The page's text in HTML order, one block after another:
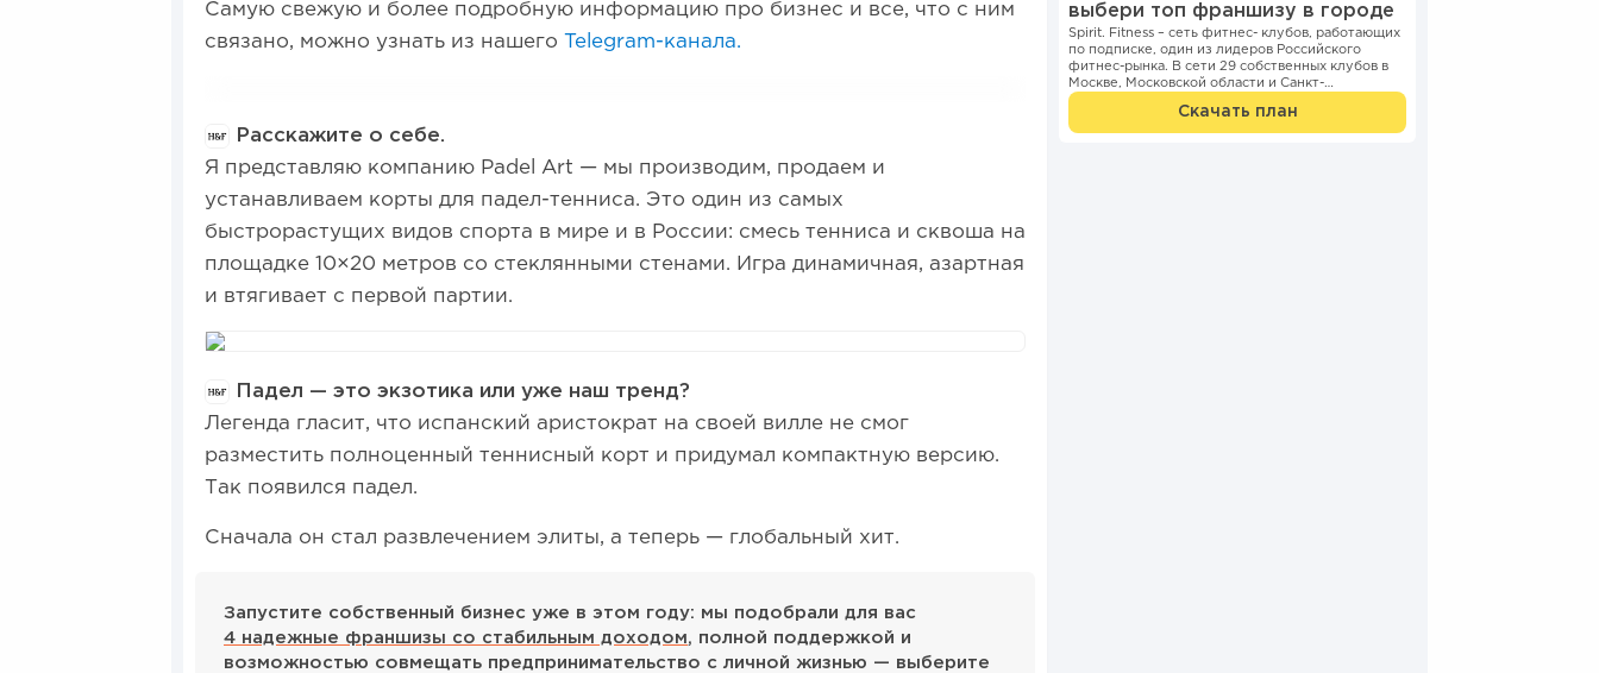
Самую свежую и более подробную информацию про бизнес и все, что с ним
связано, можно узнать из нашего
Telegram-канала.
Расскажите о себе.
Я представляю компанию Padel Art — мы производим, продаем и
устанавливаем корты для падел-тенниса. Это один из самых
быстрорастущих видов спорта в мире и в России: смесь тенниса и сквоша на
площадке 10×20 метров со стеклянными стенами. Игра динамичная, азартная
и втягивает с первой партии.
Падел — это экзотика или уже наш тренд?
Легенда гласит, что испанский аристократ на своей вилле не смог
разместить полноценный теннисный корт и придумал компактную версию.
Так появился падел.
Сначала он стал развлечением элиты, а теперь — глобальный хит.
Запустите собственный бизнес уже в этом году: мы подобрали для вас
4 надежные франшизы со стабильным доходом, полной поддержкой и
возможностью совмещать предпринимательство с личной жизнью — выберите
выбери топ франшизу в городе
Spirit. Fitness – сеть фитнес- клубов, работающих
по подписке, один из лидеров Российского
фитнес-рынка. В сети 29 собственных клубов в
Москве, Московской области и Санкт-
Петербурге. Компани...
Скачать план